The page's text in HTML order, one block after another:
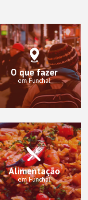
O que fazer
em Funchal
Alimentação
em Funchal